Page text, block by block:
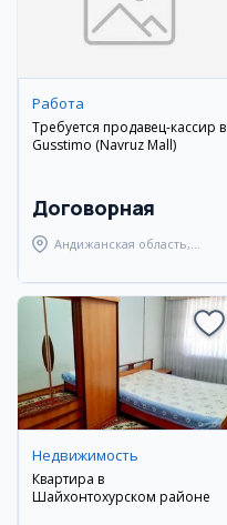
Работа
Требуется продавец-кассир в
Gusstimo (Navruz Mall)
Договорная
Андижанская область,
Недвижимость
Квартира в
Шайхонтохурском районе